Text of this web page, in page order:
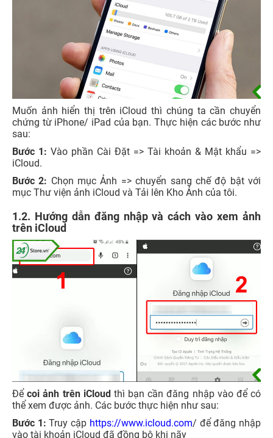
Muốn ảnh hiển thị trên iCloud thì chúng ta cần chuyển
chứng từ iPhone/ iPad của bạn. Thực hiện các bước như
sau:
Bước 1: Vào phần Cài Đặt => Tài khoản & Mật khẩu =>
iCloud.
Bước 2: Chọn mục Ảnh => chuyển sang chế độ bật với
mục Thư viện ảnh iCloud và Tải lên Kho Ảnh của tôi.
1.2. Hướng dẫn đăng nhập và cách vào xem ảnh
trên iCloud
Đểcoi ảnh trên iCloudthì bạn cần đăng nhập vào để có
thể xem được ảnh. Các bước thực hiện như sau:
Bước 1: Truy cập https://www.icloud.com/ để đăng nhập
vào tài khoản iCloud đã đồng bộ khi nãy